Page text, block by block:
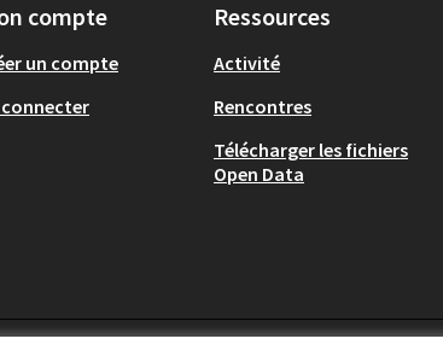
compte
un compte
connecter
Ressources
Activité
Rencontres
Télécharger les fichiers
Open Data